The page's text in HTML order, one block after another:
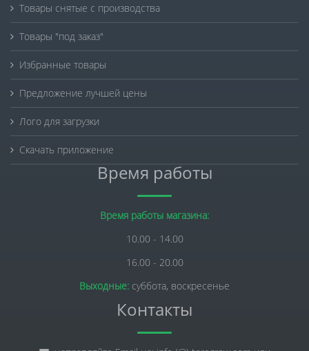
Товары снятые с производства
Товары "под заказ"
Избранные товары
Предложение лучшей цены
Лого для загрузки
Скачать приложение
Время работы
Время работы магазина:
10.00 - 14.00
16.00 - 20.00
Выходные: суббота, воскресенье
Контакты